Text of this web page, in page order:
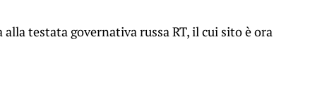
testata governativa russa RT, il cui sito è ora